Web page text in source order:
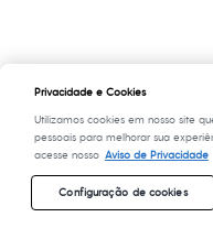
Privacidade e Cookies
Utilizamos cookies em nosso site
pessoais para melhorar sua
acesse nosso Aviso de Privacidade
Configuração de cookies